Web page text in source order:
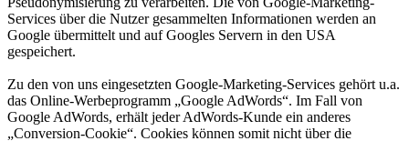
Services über die Nutzer gesammelten Informationen werden an
Google übermittelt und auf Googles Servern in den USA
gespeichert.
Zu den von uns eingesetzten Google-Marketing-Services gehört u.a.
das Online-Werbeprogramm „Google AdWords“. Im Fall von
Google AdWords, erhält jeder AdWords-Kunde ein anderes
„Conversion-Cookie“. Cookies können somit nicht über die